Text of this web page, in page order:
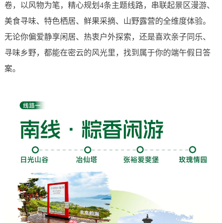
卷，以风物为笔，精心规划4条主题线路，串联起景区漫游、
美食寻味、特色栖居、鲜果采摘、山野露营的全维度体验。
无论你偏爱静享闲居、热衷户外探索，还是喜欢亲子同乐、
寻味乡野，都能在密云的风光里，找到属于你的端午假日答
案。